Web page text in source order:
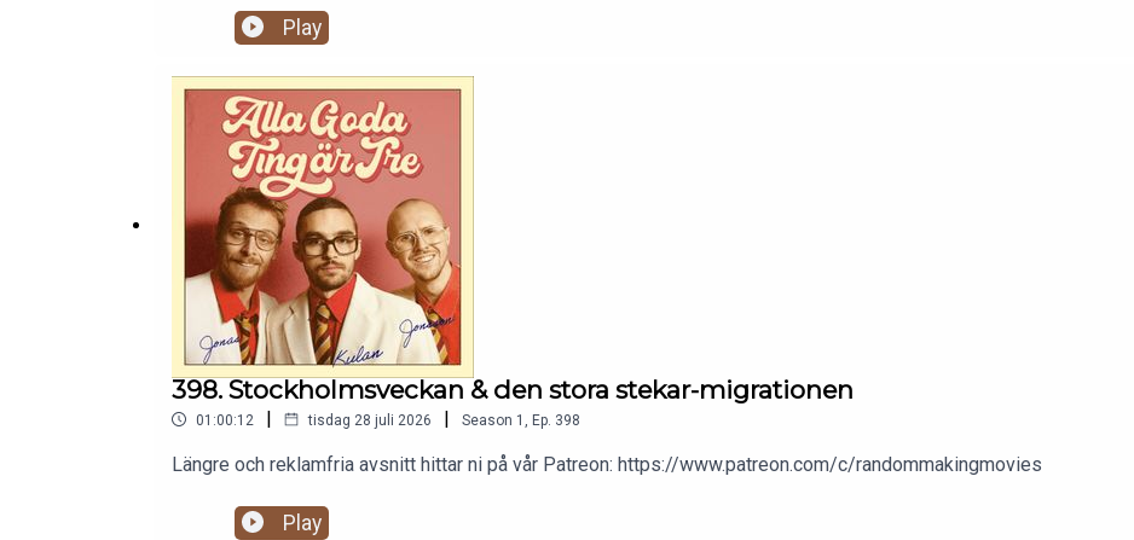
Play
398. Stockholmsveckan & den stora stekar-migrationen
01:00:12 | tisdag 28 juli 2026 | Season 1 Ep. 398
Längre och reklamfria avsnitt hittar ni på vår Patreon: https://www.patreon.com/c/randommakingmovies
Play